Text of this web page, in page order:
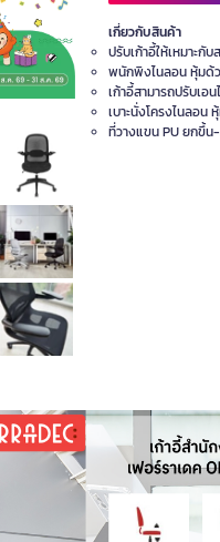
เกี่ยวกับสินค้า
ปรับเก้าอี้ให้เหมาะกั
พนักพิงไนลอน หุ้มด้ว
เก้าอี้สามารถปรับเอ
เบาะนั่งโครงไนลอน
ที่วางแขน PU ยกขึ้